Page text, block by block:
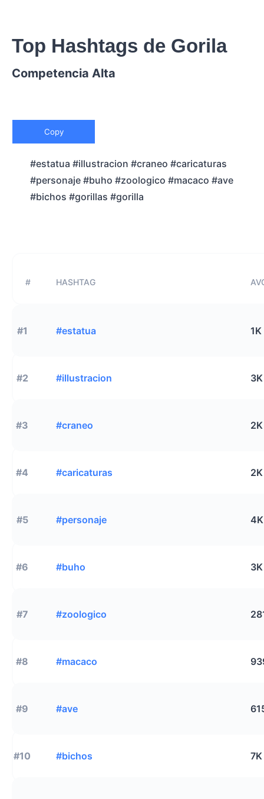
Top Hashtags de Gorila
Competencia Alta
Copy
#estatua #illustracion #craneo #caricaturas
#personaje #buho #zoologico #macaco #ave
#bichos #gorillas #gorilla
# HASHTAG
#1 #estatua 1K
#2 #illustracion 3K
#3 #craneo 2K
#4 #caricaturas 2K
#5 #personaje 4K
#6 #buho 3K
#7 #zoologico
#8 #macaco
#9 #ave
#10 #bichos 7K